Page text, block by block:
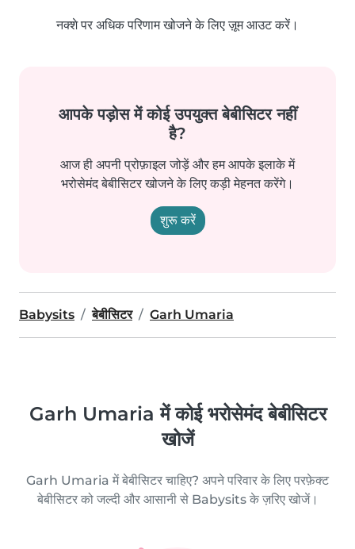
नक्शे पर अधिक परिणाम खोजने के लिए ज़ूम आउट करें।
आपके पड़ोस में कोई उपयुक्त बेबीसिटर नहीं
है?
आज ही अपनी प्रोफ़ाइल जोड़ें और हम आपके इलाके में
भरोसेमंद बेबीसिटर खोजने के लिए कड़ी मेहनत करेंगे।
शुरू करें
Babysits बेबीसिटर Garh Umaria
Garh Umaria में कोई भरोसेमंद बेबीसिटर
खोजें
Garh Umaria में बेबीसिटर चाहिए? अपने परिवार के लिए परफ़ेक्ट
बेबीसिटर को जल्दी और आसानी से Babysits के ज़रिए खोजें।